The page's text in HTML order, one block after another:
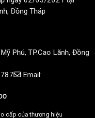
Đồng Tháp
Phú, TP.Cao Lãnh, Đồng
Email:
cấp của thương hiệu